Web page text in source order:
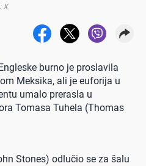
X
burno je proslavila
Meksika, ali je euforija u
umalo prerasla u
Tomasa Tuhela (Thomas
Stones) odlučio se za šalu